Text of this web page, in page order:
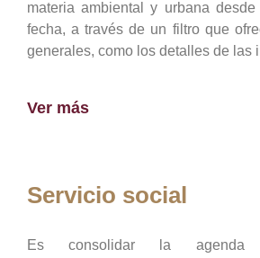
materia ambiental y urbana
fecha, a través de un filtro que
generales, como los detalles de las
Ver más
Servicio social
Es consolidar la agenda